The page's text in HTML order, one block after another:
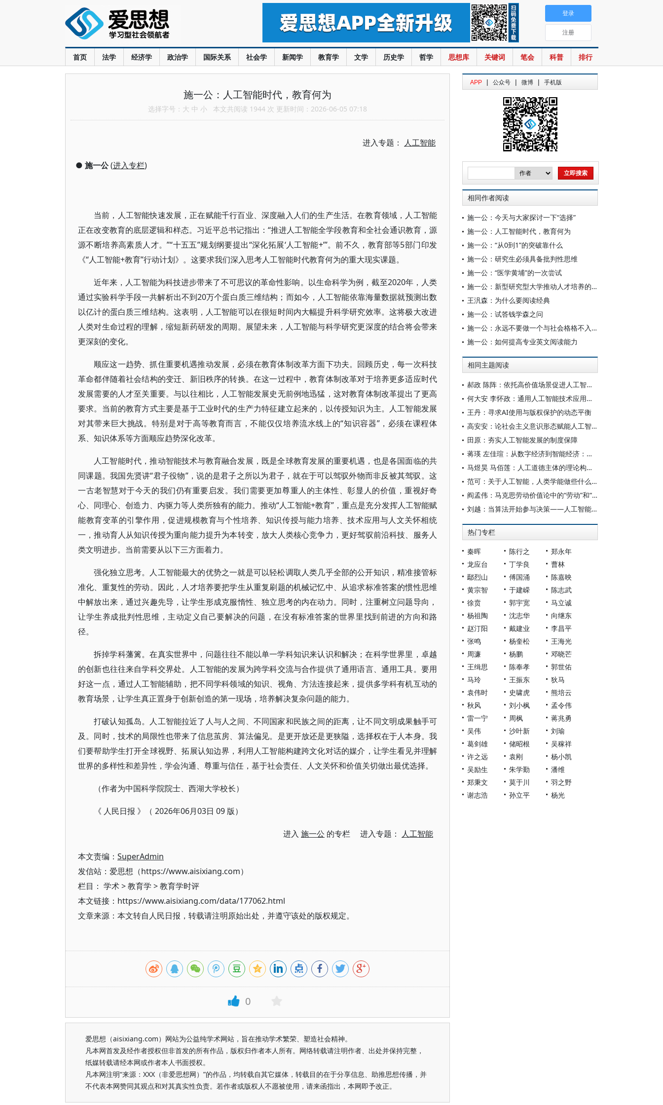
首页 法学 经济学 政治学 国际关系 社会学 新闻学 教育学 文学 历史学 哲学 思想库 关键词 笔会 科普 排行
登录
注册
施一公：人工智能时代，教育何为
选择字号： 大 中 小 本文共阅读 1944 次 更新时间：2026-06-05 07:18
进入专题： 人工智能
● 施一公(进入专栏)
当前，人工智能快速发展，正在赋能千行百业、深度融入人们的生产生活。在教育领域，人工智能
正在改变教育的底层逻辑和样态。习近平总书记指出：“推进人工智能全学段教育和全社会通识教育，源
源不断培养高素质人才。”“十五五”规划纲要提出“深化拓展‘人工智能+’”。前不久，教育部等5部门印发
《“人工智能+教育”行动计划》。这要求我们深入思考人工智能时代教育何为的重大现实课题。
近年来，人工智能为科技进步带来了不可思议的革命性影响。以生命科学为例，截至2020年，人类
通过实验科学手段一共解析出不到20万个蛋白质三维结构；而如今，人工智能依靠海量数据就预测出数
以亿计的蛋白质三维结构。这表明，人工智能可以在很短时间内大幅提升科学研究效率。这将极大改进
人类对生命过程的理解，缩短新药研发的周期。展望未来，人工智能与科学研究更深度的结合将会带来
更深刻的变化。
顺应这一趋势、抓住重要机遇推动发展，必须在教育体制改革方面下功夫。回顾历史，每一次科技
革命都伴随着社会结构的变迁、新旧秩序的转换。在这一过程中，教育体制改革对于培养更多适应时代
发展需要的人才至关重要。与以往相比，人工智能发展史无前例地迅猛，这对教育体制改革提出了更高
要求。当前的教育方式主要是基于工业时代的生产力特征建立起来的，以传授知识为主。人工智能发展
对其带来巨大挑战。特别是对于高等教育而言，不能仅仅培养流水线上的“知识容器”，必须在课程体
系、知识体系等方面顺应趋势深化改革。
人工智能时代，推动智能技术与教育融合发展，既是全球教育发展的重要机遇，也是各国面临的共
同课题。我国先贤讲“君子役物”，说的是君子之所以为君子，就在于可以驾驭外物而非反被其驾驭。这
一古老智慧对于今天的我们仍有重要启发。我们需要更加尊重人的主体性、彰显人的价值，重视好奇
心、同理心、创造力、内驱力等人类所独有的能力。推动“人工智能+教育”，重点是充分发挥人工智能赋
能教育变革的引擎作用，促进规模教育与个性培养、知识传授与能力培养、技术应用与人文关怀相统
一，推动育人从知识传授为重向能力提升为本转变，放大人类核心竞争力，更好驾驭前沿科技、服务人
类文明进步。当前需要从以下三方面着力。
强化独立思考。人工智能最大的优势之一就是可以轻松调取人类几乎全部的公开知识，精准接管标
准化、重复性的劳动。因此，人才培养要把学生从重复刷题的机械记忆中、从追求标准答案的惯性思维
中解放出来，通过兴趣先导，让学生形成克服惰性、独立思考的内在动力。同时，注重树立问题导向，
让学生养成批判性思维，主动定义自己要解决的问题，在没有标准答案的世界里找到前进的方向和路
径。
拆掉学科藩篱。在真实世界中，问题往往不能以单一学科知识来认识和解决；在科学世界里，卓越
的创新也往往来自学科交界处。人工智能的发展为跨学科交流与合作提供了通用语言、通用工具。要用
好这一点，通过人工智能辅助，把不同学科领域的知识、视角、方法连接起来，提供多学科有机互动的
教育场景，让学生真正置身于创新创造的第一现场，培养解决复杂问题的能力。
打破认知孤岛。人工智能拉近了人与人之间、不同国家和民族之间的距离，让不同文明成果触手可
及。同时，技术的局限性也带来了信息茧房、算法偏见。是更开放还是更狭隘，选择权在于人本身。我
们要帮助学生打开全球视野、拓展认知边界，利用人工智能构建跨文化对话的媒介，让学生看见并理解
世界的多样性和差异性，学会沟通、尊重与信任，基于社会责任、人文关怀和价值关切做出最优选择。
（作者为中国科学院院士、西湖大学校长）
《 人民日报 》（ 2026年06月03日 09 版）
进入 施一公 的专栏 进入专题： 人工智能
本文责编： SuperAdmin
发信站：爱思想（https://www.aisixiang.com）
栏目： 学术>教育学 >教育学时评
本文链接：https://www.aisixiang.com/data/177062.html
文章来源：本文转自人民日报，转载请注明原始出处，并遵守该处的版权规定。
0
爱思想（aisixiang.com）网站为公益纯学术网站，旨在推动学术繁荣、塑造社会精神。
凡本网首发及经作者授权但非首发的所有作品，版权归作者本人所有。网络转载请注明作者、出处并保持完整，
纸媒转载请经本网或作者本人书面授权。
凡本网注明“来源：XXX（非爱思想网）”的作品，均转载自其它媒体，转载目的在于分享信息、助推思想传播，并
不代表本网赞同其观点和对其真实性负责。若作者或版权人不愿被使用，请来函指出，本网即予改正。
APP | 公众号 | 微博 | 手机版
相同作者阅读
施一公：今天与大家探讨一下“选择”
施一公：人工智能时代，教育何为
施一公：“从0到1”的突破靠什么
施一公：研究生必须具备批判性思维
施一公：“医学黄埔”的一次尝试
施一公：新型研究型大学推动人才培养的“六个关键”
王汎森：为什么要阅读经典
施一公：试答钱学森之问
施一公：永远不要做一个与社会格格不入的人
施一公：如何提高专业英文阅读能力
相同主题阅读
郝政 陈阵：依托高价值场景促进人工智能高质量数据集建设
何大安 李怀政：通用人工智能技术应用下的数字调节机制
王丹：寻求AI使用与版权保护的动态平衡
高安安：论社会主义意识形态赋能人工智能大模型“价值对齐”
田原：夯实人工智能发展的制度保障
蒋瑛 左佳瑄：从数字经济到智能经济：中国社会分层的特点与变迁
马煜昊 马佰莲：人工道德主体的理论构设与实践限度
范可：关于人工智能，人类学能做些什么？
阎孟伟：马克思劳动价值论中的“劳动”和“价值”概念
刘越：当算法开始参与决策——人工智能重塑全球治理的底层逻辑
热门专栏
秦晖 陈行之
郑永年
龙应台
丁学良
曹林
鄢烈山
傅国涌
陈嘉映
黄宗智
于建嵘
陈志武
徐贲
郭宇宽
马立诚
杨祖陶
沈志华
向继东
赵汀阳
戴建业
李昌平
张鸣
杨奎松
王海光
周濂
杨鹏
邓晓芒
王缉思
陈奉孝
郭世佑
马玲
王振东
狄马
袁伟时
史啸虎
熊培云
秋风
刘小枫
孟令伟
雷一宁
周枫
蒋兆勇
吴伟
沙叶新
刘瑜
葛剑雄
储昭根
吴稼祥
许之远
袁刚
杨小凯
吴励生
朱学勤
潘维
郑秉文
莫于川
羽之野
谢志浩
孙立平 杨光